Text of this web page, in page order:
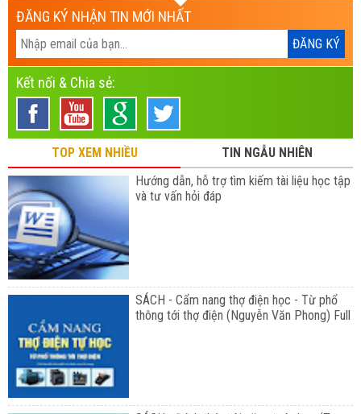
ĐĂNG KÝ NHẬN TIN MỚI NHẤT
Kết nối & Chia sẻ:
TOP XEM NHIỀU
TIN NGẪU NHIÊN
Hướng dẫn, hỗ trợ tìm kiếm tài liệu học tập
và tư vấn hỏi đáp
SÁCH - Cẩm nang thợ điện học - Từ phổ
thông tới thợ điện (Nguyễn Văn Phong) Full